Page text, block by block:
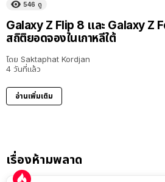
546 ดู
Galaxy Z Flip 8 และ Galaxy Z
สถิติยอดจองในเกาหลีใต้
โดย Saktaphat Kordjan
4 วันที่แล้ว
อ่านเพิ่มเติม
เรื่องห้ามพลาด